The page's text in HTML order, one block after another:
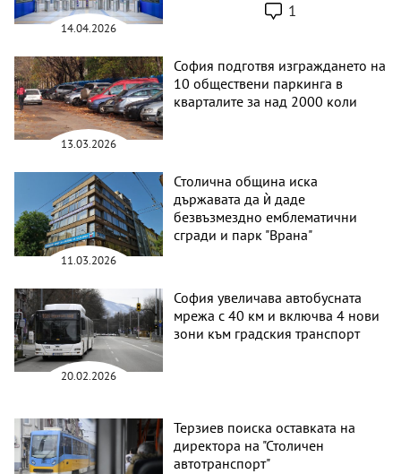
14.04.2026
1
13.03.2026
София подготвя изграждането на
10 обществени паркинга в
кварталите за над 2000 коли
11.03.2026
Столична община иска
държавата да ѝ даде
безвъзмездно емблематични
сгради и парк "Врана"
20.02.2026
София увеличава автобусната
мрежа с 40 км и включва 4 нови
зони към градския транспорт
Терзиев поиска оставката на
директора на "Столичен
автотранспорт"